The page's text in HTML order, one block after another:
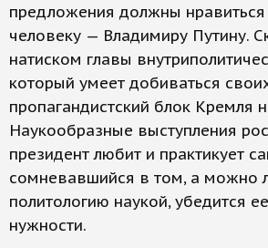
предложения должны
человеку — Владимиру Путину.
натиском главы
который умеет добиваться
пропагандистский блок Кремля
Наукообразные выступления
президент любит и практикует
сомневавшийся в том, а можно
политологию наукой, убедится
нужности.